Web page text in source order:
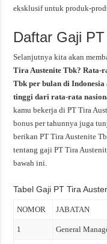
eksklusif untuk produk-
Daftar Gaji
Selanjutnya kita akan
Tira Austenite Tbk? Rata-
Tbk per bulan di
tinggi dari rata-rata
kamu bekerja di PT Tira
bonus per tahunnya juga
berikan PT Tira Austenite
tentang gaji PT Tira
bawah ini.
Tabel Gaji PT Tira
NOMOR JABATAN
1 General